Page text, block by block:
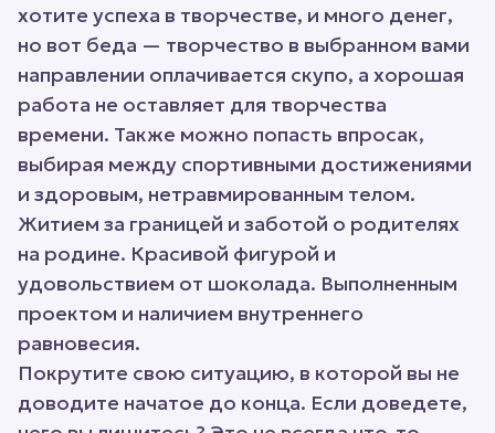
хотите успеха в творчестве, и много денег,
но вот беда — творчество в выбранном вами
направлении оплачивается скупо, а хорошая
работа не оставляет для творчества
времени. Также можно попасть впросак,
выбирая между спортивными достижениями
и здоровым, нетравмированным телом.
Житием за границей и заботой о родителях
на родине. Красивой фигурой и
удовольствием от шоколада. Выполненным
проектом и наличием внутреннего
равновесия.
Покрутите свою ситуацию, в которой вы не
доводите начатое до конца. Если доведете,